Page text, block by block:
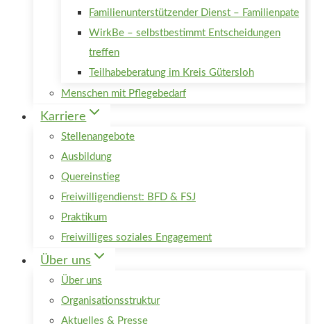
Familienunterstützender Dienst – Familienpate
WirkBe – selbstbestimmt Entscheidungen
treffen
Teilhabeberatung im Kreis Gütersloh
Menschen mit Pflegebedarf
Karriere
Stellenangebote
Ausbildung
Quereinstieg
Freiwilligendienst: BFD & FSJ
Praktikum
Freiwilliges soziales Engagement
Über uns
Über uns
Organisationsstruktur
Aktuelles & Presse